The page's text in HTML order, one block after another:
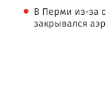
В Перми из-за
закрывался